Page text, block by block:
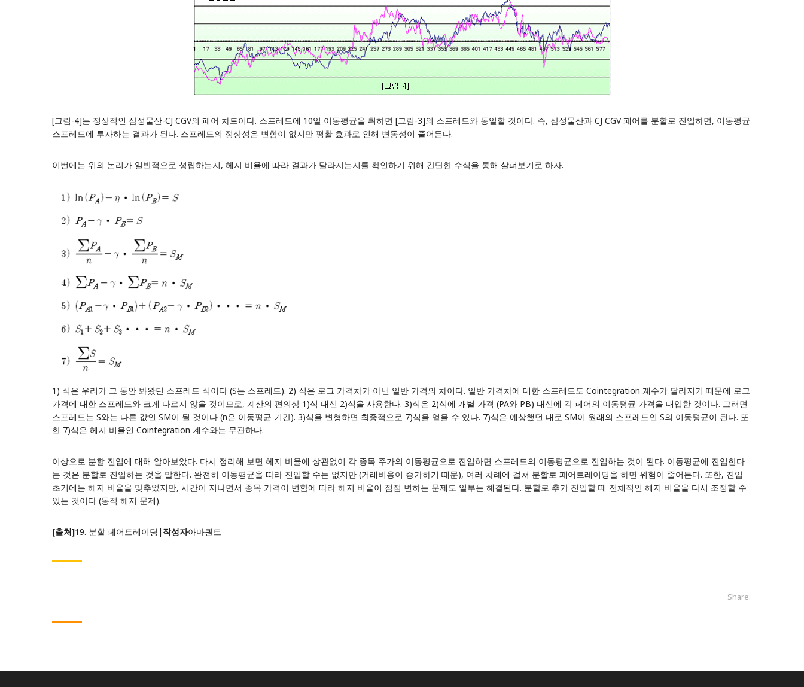
[그림-4]는 정상적인 삼성물산-CJ CGV의 페어 차트이다. 스프레드에 10일 이동평균을 취하면 [그림-3]의 스프레드와 동일할 것이다. 즉, 삼성물산과 CJ CGV 페어를 분할로 진입하면, 이동평균
스프레드에 투자하는 결과가 된다. 스프레드의 정상성은 변함이 없지만 평활 효과로 인해 변동성이 줄어든다.
이번에는 위의 논리가 일반적으로 성립하는지, 헤지 비율에 따라 결과가 달라지는지를 확인하기 위해 간단한 수식을 통해 살펴보기로 하자.
1) 식은 우리가 그 동안 봐왔던 스프레드 식이다 (S는 스프레드). 2) 식은 로그 가격차가 아닌 일반 가격의 차이다. 일반 가격차에 대한 스프레드도 Cointegration 계수가 달라지기 때문에 로그
가격에 대한 스프레드와 크게 다르지 않을 것이므로, 계산의 편의상 1)식 대신 2)식을 사용한다. 3)식은 2)식에 개별 가격 (PA와 PB) 대신에 각 페어의 이동평균 가격을 대입한 것이다. 그러면
스프레드는 S와는 다른 값인 SM이 될 것이다 (n은 이동평균 기간). 3)식을 변형하면 최종적으로 7)식을 얻을 수 있다. 7)식은 예상했던 대로 SM이 원래의 스프레드인 S의 이동평균이 된다. 또
한 7)식은 헤지 비율인 Cointegration 계수와는 무관하다.
이상으로 분할 진입에 대해 알아보았다. 다시 정리해 보면 헤지 비율에 상관없이 각 종목 주가의 이동평균으로 진입하면 스프레드의 이동평균으로 진입하는 것이 된다. 이동평균에 진입한다
는 것은 분할로 진입하는 것을 말한다. 완전히 이동평균을 따라 진입할 수는 없지만 (거래비용이 증가하기 때문), 여러 차례에 걸쳐 분할로 페어트레이딩을 하면 위험이 줄어든다. 또한, 진입
초기에는 헤지 비율을 맞추었지만, 시간이 지나면서 종목 가격이 변함에 따라 헤지 비율이 점점 변하는 문제도 일부는 해결된다. 분할로 추가 진입할 때 전체적인 헤지 비율을 다시 조정할 수
있는 것이다 (동적 헤지 문제).
[출처]19. 분할 페어트레이딩 | 작성자아마퀀트
Share: